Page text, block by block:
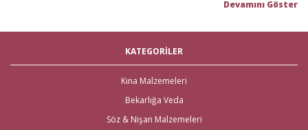
Gelince Alışveriş; 2013 senesinden beri hizmet veren ve müşteri
gelin hamamı,bekarlığa veda partisi
malzemelerigibi ürünleri tek bir mağaza üzerinden en iyi fiyat ile satın
alabilirsiniz. Bu stresli süreçte mağaza mağaza dolaşmak yerine, Gelince
malzemelerini en hızlı teslimat ile en iyi fiyat ve kaliteli ürün seçenekleri ile
KATEGORİLER
Kına Malzemeleri
Bekarlığa Veda
Söz & Nişan Malzemeleri